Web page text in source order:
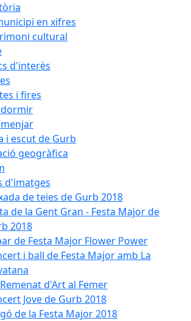
en xifres
cultural
d'interès
i fires
i escut de Gurb
geogràfica
d'imatges
de teies de Gurb 2018
de la Gent Gran - Festa Major de
2018
de Festa Major Flower Power
i ball de Festa Major amb La
d'Art al Femer
Jove de Gurb 2018
de la Festa Major 2018